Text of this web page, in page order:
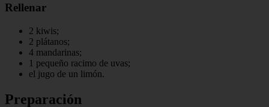
Rellenar
2 kiwis;
2 plátanos;
4 mandarinas;
1 pequeño racimo de uvas;
el jugo de un limón.
Preparación